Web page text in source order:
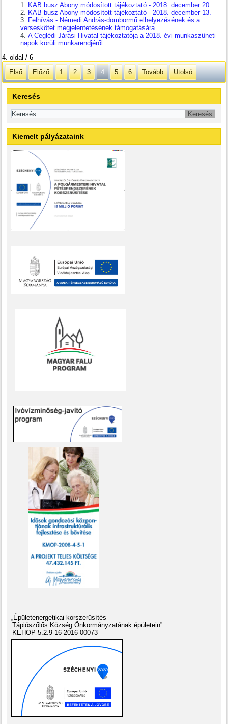
KAB busz Abony módosított tájékoztató - 2018. december 20.
KAB busz Abony módosított tájékoztató - 2018. december 13.
Felhívás - Némedi András-dombormű elhelyezésének és a
verseskötet megjelentetésének támogatására
A Ceglédi Járási Hivatal tájékoztatója a 2018. évi munkaszüneti
napok körüli munkarendjéről
4. oldal / 6
Első
Előző 1 2 3 4 5 6 Tovább Utolsó
Keresés
Kiemelt pályázataink
„Épületenergetikai korszerűsítés
Tápiószőlős Község Önkormányzatának épületein”
KEHOP-5.2.9-16-2016-00073